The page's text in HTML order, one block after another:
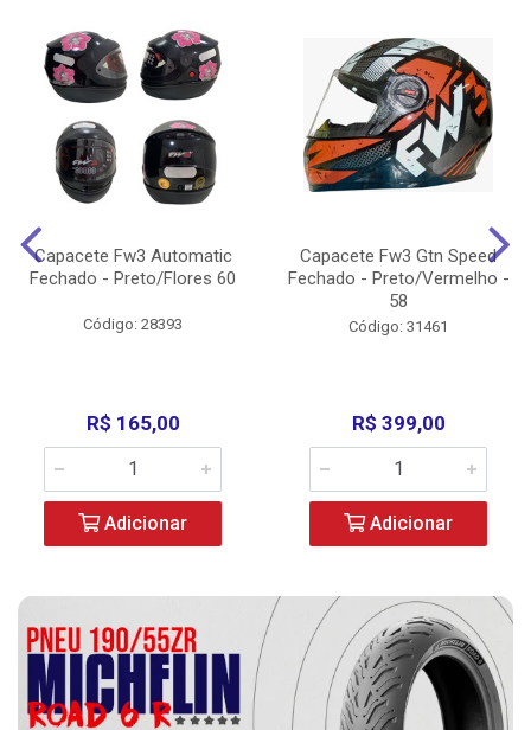
Capacete Fw3 Automatic
Fechado - Preto/Flores 60
Código: 28393
R$ 165,00
Adicionar
Capacete Fw3 Gtn Speed
Fechado - Preto/Vermelho -
58
Código: 31461
R$ 399,00
Adicionar